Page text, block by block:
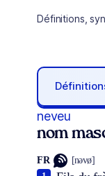
Définitions,
neveu
nom
FR [nəvø]